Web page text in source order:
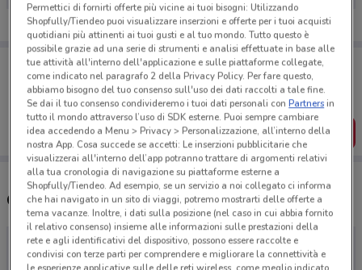
Porta DoveConviene sempre con te!
Puoi trovare le migliori offerte dei negozi vicino a te,
salvarle e creare la tua lista del risparmio, comodamente
dal tuo cellulare.
SCARICA L’APP
Orari e supermercati Bennet
Permettici di fornirti offerte più vicine ai tuoi bisogni: Utilizzando
Shopfully/Tiendeo puoi visualizzare inserzioni e offerte per i tuoi acquisti
quotidiani più attinenti ai tuoi gusti e al tuo mondo. Tutto questo è
possibile grazie ad una serie di strumenti e analisi effettuate in base alle
tue attività all'interno dell'applicazione e sulle piattaforme collegate,
come indicato nel paragrafo 2 della Privacy Policy. Per fare questo,
abbiamo bisogno del tuo consenso sull'uso dei dati raccolti a tale fine.
Se dai il tuo consenso condivideremo i tuoi dati personali conPartnersin
tutto il mondo attraverso l’uso di SDK esterne. Puoi sempre cambiare
idea accedendo a Menu > Privacy > Personalizzazione, all’interno della
nostra App. Cosa succede se accetti: Le inserzioni pubblicitarie che
visualizzerai all'interno dell’app potranno trattare di argomenti relativi
alla tua cronologia di navigazione su piattaforme esterne a
Shopfully/Tiendeo. Ad esempio, se un servizio a noi collegato ci informa
che hai navigato in un sito di viaggi, potremo mostrarti delle offerte a
tema vacanze. Inoltre, i dati sulla posizione (nel caso in cui abbia fornito
il relativo consenso) insieme alle informazioni sulle prestazioni della
rete e agli identificativi del dispositivo, possono essere raccolte e
condivisi con terze parti per comprendere e migliorare la connettività e